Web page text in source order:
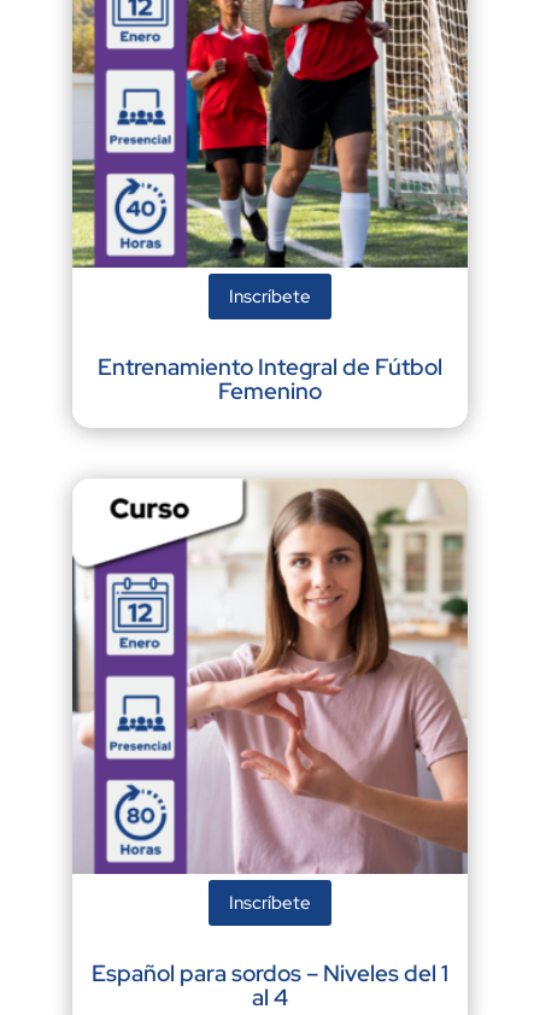
Inscríbete
Entrenamiento Integral de Fútbol
Femenino
Inscríbete
Español para sordos – Niveles del 1
al 4